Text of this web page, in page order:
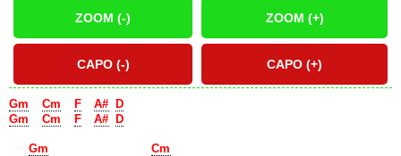
Gm Cm F A#
D
Gm
Cm F A# D
Gm Cm